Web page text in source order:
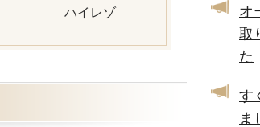
ハイレゾ
オ
取
た
す
ま